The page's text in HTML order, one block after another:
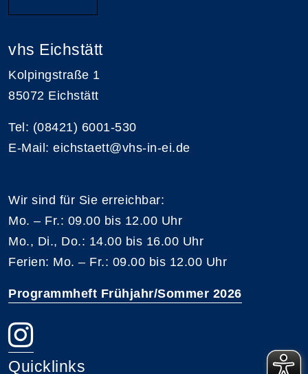
vhs Eichstätt
Kolpingstraße 1
85072 Eichstätt
Tel: (08421) 6001-530
E-Mail: eichstaett@vhs-in-ei.de
Wir sind für Sie erreichbar:
Mo. – Fr.: 09.00 bis 12.00 Uhr
Mo., Di., Do.: 14.00 bis 16.00 Uhr
Ferien: Mo. – Fr.: 09.00 bis 12.00 Uhr
Programmheft Frühjahr/Sommer 2026
Quicklinks